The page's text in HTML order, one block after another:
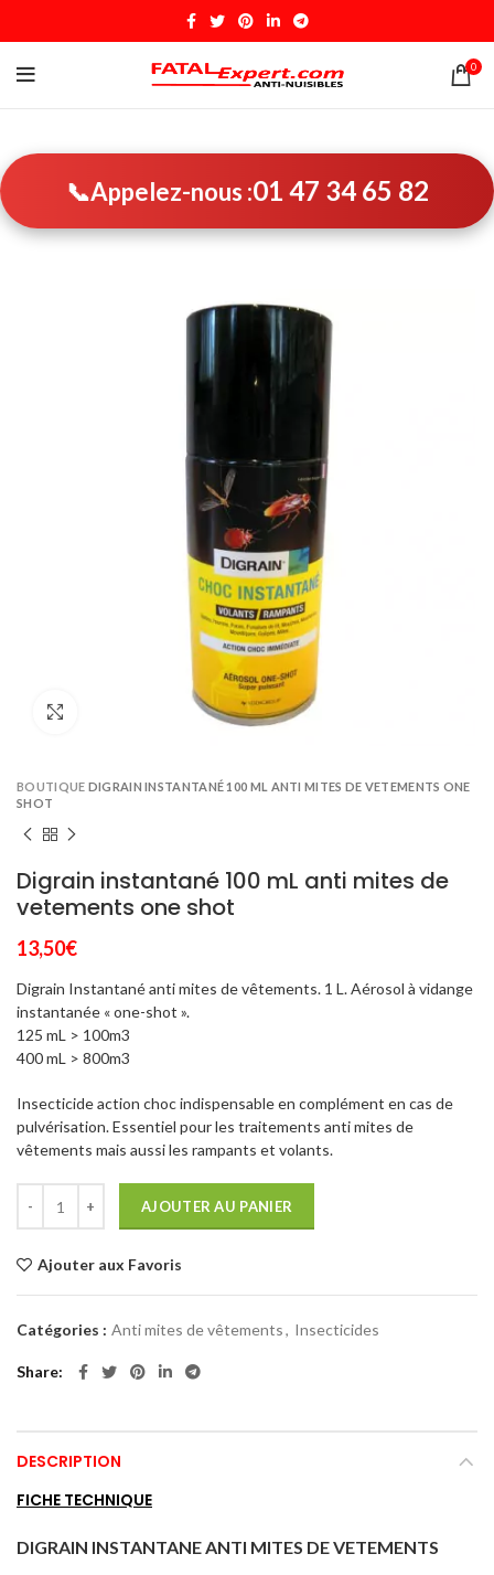
0
📞Appelez-nous :01 47 34 65 82
BOUTIQUE DIGRAIN INSTANTANÉ 100 ML ANTI MITES DE VETEMENTS ONE
SHOT
Digrain instantané 100 mL anti mites de
vetements one shot
13,50€
Digrain Instantané anti mites de vêtements. 1 L. Aérosol à vidange
instantanée « one-shot ».
125 mL > 100m3
400 mL > 800m3
Insecticide action choc indispensable en complément en cas de
pulvérisation. Essentiel pour les traitements anti mites de
vêtements mais aussi les rampants et volants.
AJOUTER AU PANIER
Ajouter aux Favoris
Catégories : Anti mites de vêtements, Insecticides
Share
DESCRIPTION
FICHE TECHNIQUE
DIGRAIN INSTANTANE ANTI MITES DE VETEMENTS